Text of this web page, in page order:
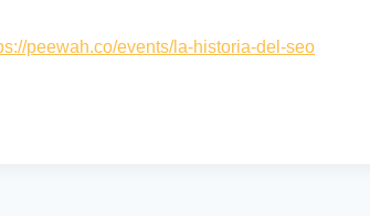
peewah.co/events/la-historia-del-seo